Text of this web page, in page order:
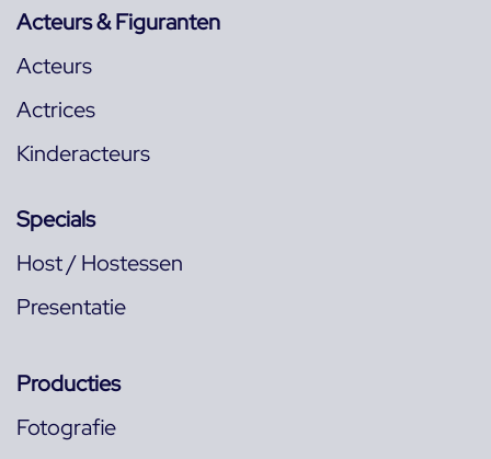
Acteurs & Figuranten
Acteurs
Actrices
Kinderacteurs
Specials
Host / Hostessen
Presentatie
Producties
Fotografie